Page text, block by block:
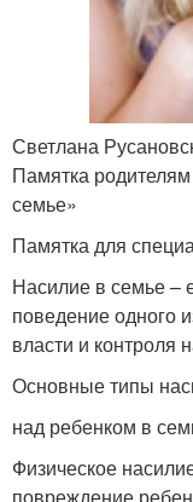
Светлана
Памятка
семье»
Памятка для
Насилие в семье –
поведение одного
власти и контроля
Основные типы
над ребенком в
Физическое
повреждение